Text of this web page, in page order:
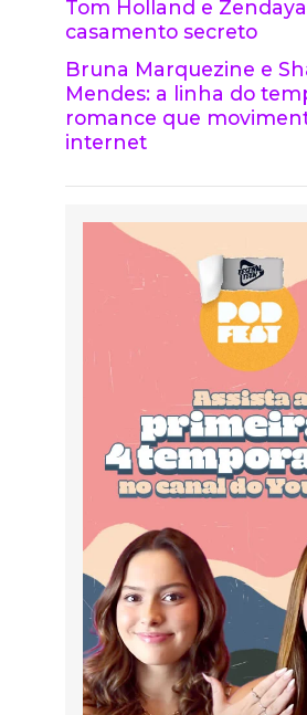
Tom Holland e
casamento secreto
Bruna Marquezine e
Mendes: a linha do
romance que
internet